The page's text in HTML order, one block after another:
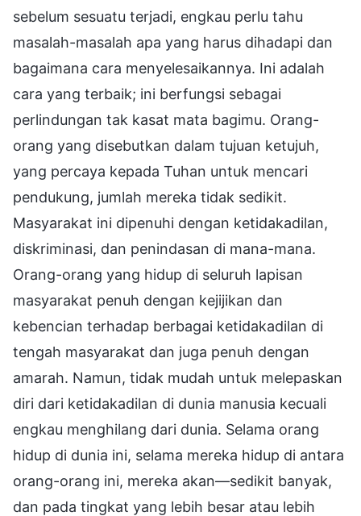
sebelum sesuatu terjadi, engkau perlu tahu
masalah-masalah apa yang harus dihadapi dan
bagaimana cara menyelesaikannya. Ini adalah
cara yang terbaik; ini berfungsi sebagai
perlindungan tak kasat mata bagimu. Orang-
orang yang disebutkan dalam tujuan ketujuh,
yang percaya kepada Tuhan untuk mencari
pendukung, jumlah mereka tidak sedikit.
Masyarakat ini dipenuhi dengan ketidakadilan,
diskriminasi, dan penindasan di mana-mana.
Orang-orang yang hidup di seluruh lapisan
masyarakat penuh dengan kejijikan dan
kebencian terhadap berbagai ketidakadilan di
tengah masyarakat dan juga penuh dengan
amarah. Namun, tidak mudah untuk melepaskan
diri dari ketidakadilan di dunia manusia kecuali
engkau menghilang dari dunia. Selama orang
hidup di dunia ini, selama mereka hidup di antara
orang-orang ini, mereka akan—sedikit banyak,
dan pada tingkat yang lebih besar atau lebih